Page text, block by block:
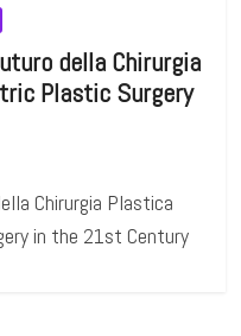
della Chirurgia
Plastic Surgery
Chirurgia Plastica
in the 21st Century